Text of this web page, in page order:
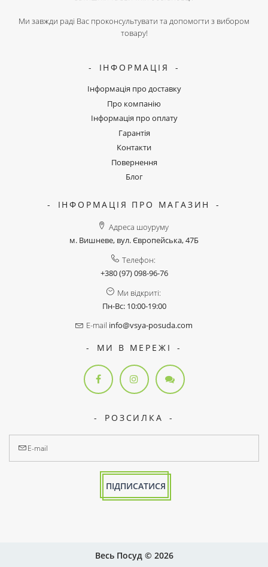
Ми завжди раді Вас проконсультувати та допомогти з вибором
товару!
ІНФОРМАЦІЯ
Інформація про доставку
Про компанію
Інформація про оплату
Гарантія
Контакти
Повернення
Блог
ІНФОРМАЦІЯ ПРО МАГАЗИН
Адреса шоуруму
м. Вишневе, вул. Європейська, 47Б
Телефон:
+380 (97) 098-96-76
Ми відкриті:
Пн-Вс: 10:00-19:00
E-mail info@vsya-posuda.com
МИ В МЕРЕЖІ
РОЗСИЛКА
ПІДПИСАТИСЯ
Весь Посуд © 2026